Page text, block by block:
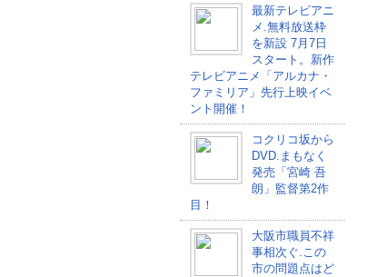
最新テレビアニ
メ.無料放送枠
を新設 7月7日
スタート。新作
テレビアニメ「アルカナ・
ファミリア」先行上映イベ
ント開催！
コクリコ坂から
DVD.まもなく
発売「宮崎 吾
朗」監督第2作
目！
大阪市職員不祥
事相次ぐ.この
市の問題点はど